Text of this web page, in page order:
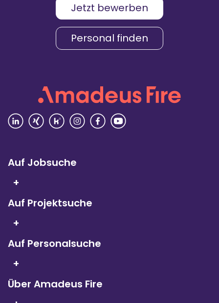
Karriere & Gehalt
4,2
Unternehmenskultur
4,3
4,4
Rezensionen lesen
Kununu Top Company – dank
über 9.000Bewertungen!
Jetzt bewerben
Personal finden
Auf Jobsuche
+
Auf Projektsuche
+
Auf Personalsuche
+
Über Amadeus Fire